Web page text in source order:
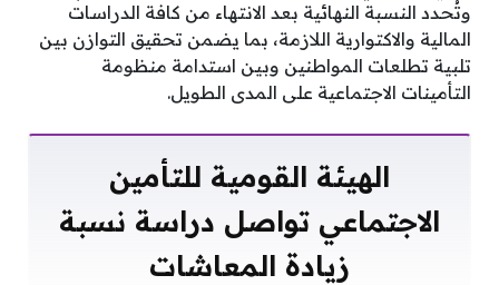
وتُحدد النسبة النهائية بعد الانتهاء من كافة الدراسات
المالية والاكتوارية اللازمة، بما يضمن تحقيق التوازن بين
تلبية تطلعات المواطنين وبين استدامة منظومة
التأمينات الاجتماعية على المدى الطويل.
​الهيئة القومية للتأمين
الاجتماعي تواصل دراسة نسبة
زيادة المعاشات